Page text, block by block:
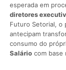
esperada em
diretores
Futuro Setorial, o
antecipam
consumo do
Salário com base